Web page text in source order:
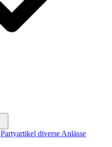
Partyartikel diverse Anlässe